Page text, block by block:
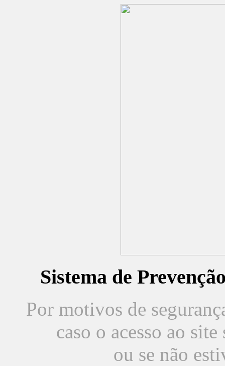
Sistema de
Por motivos de
caso o acesso ao
ou se não